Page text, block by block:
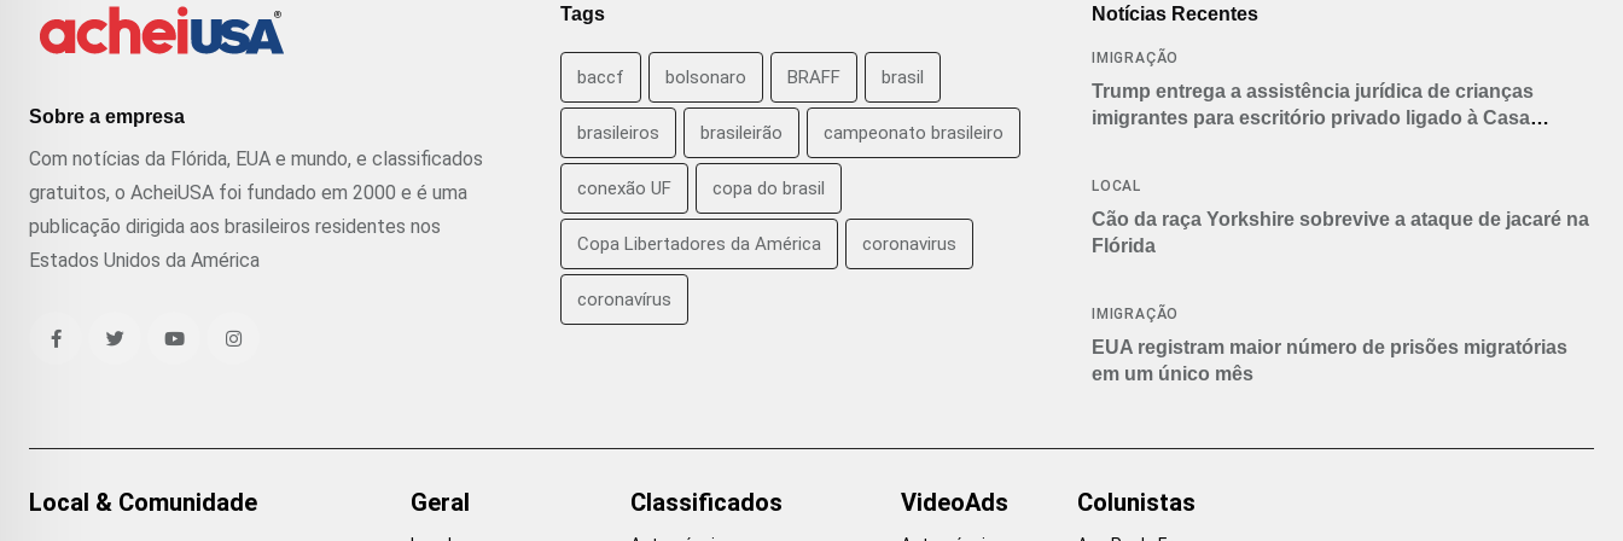
Sobre a empresa
Com notícias da Flórida, EUA e mundo, e classificados
gratuitos, o AcheiUSA foi fundado em 2000 e é uma
publicação dirigida aos brasileiros residentes nos
Estados Unidos da América
Tags
baccf bolsonaro BRAFF brasil
brasileiros brasileirão campeonato brasileiro
conexão UF copa do brasil
Copa Libertadores da América coronavirus
coronavírus
Notícias Recentes
IMIGRAÇÃO
Trump entrega a assistência jurídica de crianças
imigrantes para escritório privado ligado à Casa
LOCAL
Cão da raça Yorkshire sobrevive a ataque de jacaré na
Flórida
IMIGRAÇÃO
EUA registram maior número de prisões migratórias
em um único mês
Local & Comunidade Geral Classificados VideoAds Colunistas